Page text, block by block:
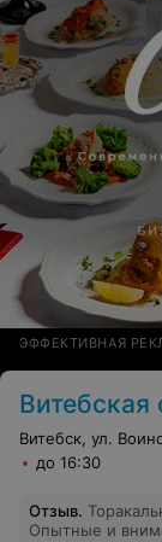
ЭФФЕКТИВНАЯ
Витебская
Витебск, ул.
до 16:30
Отзыв.
Опытные и